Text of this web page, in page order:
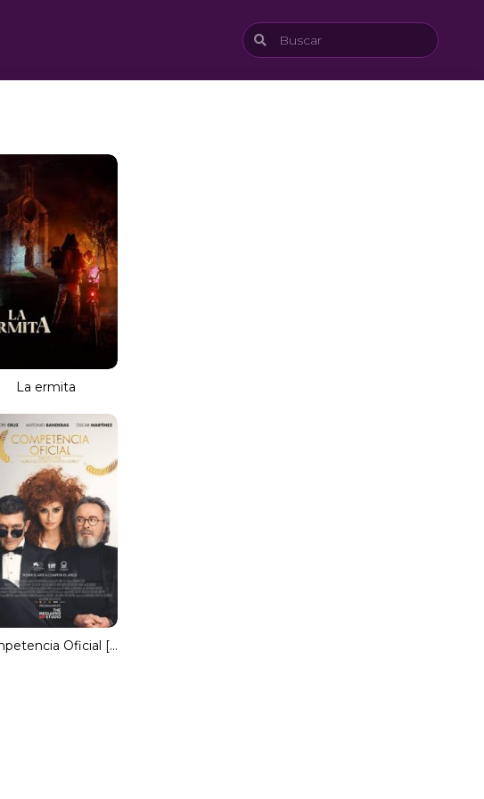
La ermita
Competencia Oficial [Spanish]